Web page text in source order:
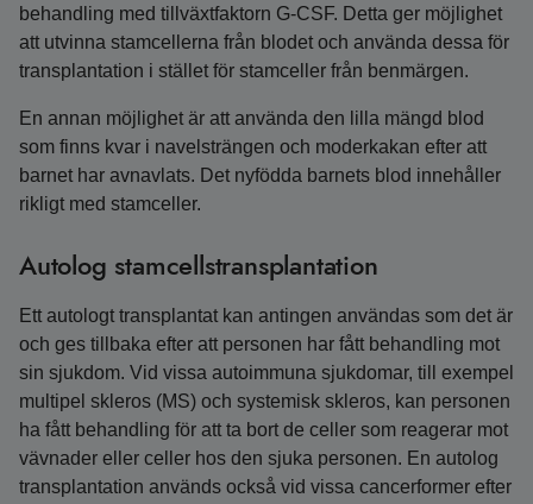
behandling med tillväxtfaktorn G-CSF. Detta ger möjlighet
att utvinna stamcellerna från blodet och använda dessa för
transplantation i stället för stamceller från benmärgen.
En annan möjlighet är att använda den lilla mängd blod
som finns kvar i navelsträngen och moderkakan efter att
barnet har avnavlats. Det nyfödda barnets blod innehåller
rikligt med stamceller.
Autolog stamcellstransplantation
Ett autologt transplantat kan antingen användas som det är
och ges tillbaka efter att personen har fått behandling mot
sin sjukdom. Vid vissa autoimmuna sjukdomar, till exempel
multipel skleros (MS) och systemisk skleros, kan personen
ha fått behandling för att ta bort de celler som reagerar mot
vävnader eller celler hos den sjuka personen. En autolog
transplantation används också vid vissa cancerformer efter